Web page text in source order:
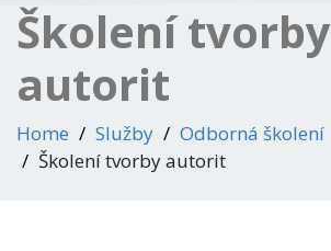
Školení tvorby
autorit
Home Služby
Odborná školení
Školení tvorby autorit